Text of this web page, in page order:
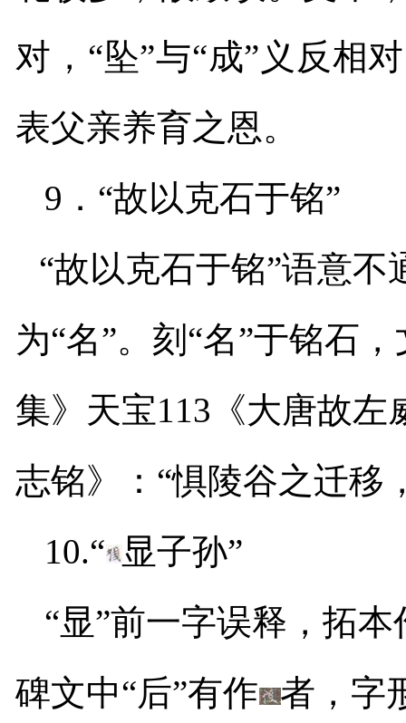
对，“坠”与“成”义反相
表父亲养育之恩。
9 ．“故以克石于铭”
“故以克石于铭”语意不
为“名”。刻“名”于铭石
集》天宝113 《大唐故
志铭》：“惧陵谷之迁移
10.“ 显子孙”
“显”前一字误释，拓本
碑文中“后”有作 者，字